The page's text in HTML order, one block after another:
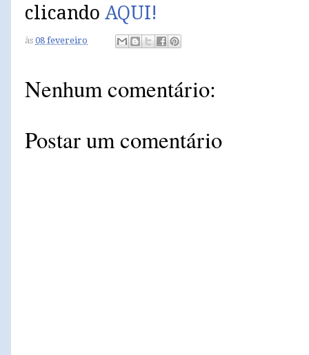
clicando AQUI!
às 08 fevereiro
Nenhum comentário:
Postar um comentário